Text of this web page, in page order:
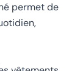
permet de